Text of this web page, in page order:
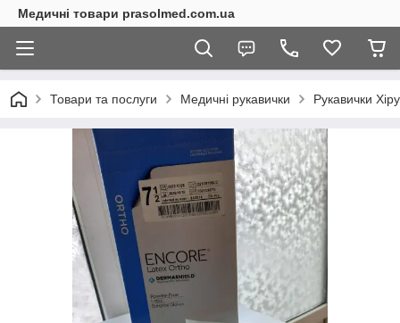
Медичні товари prasolmed.com.ua
Товари та послуги Медичні рукавички Рукавички